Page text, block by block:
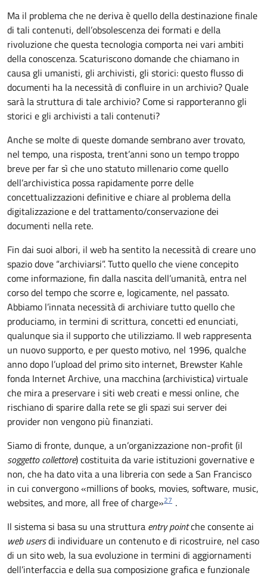
Ma il problema che ne deriva è quello della destinazione finale
di tali contenuti, dell’obsolescenza dei formati e della
rivoluzione che questa tecnologia comporta nei vari ambiti
della conoscenza. Scaturiscono domande che chiamano in
causa gli umanisti, gli archivisti, gli storici: questo flusso di
documenti ha la necessità di confluire in un archivio? Quale
sarà la struttura di tale archivio? Come si rapporteranno gli
storici e gli archivisti a tali contenuti?
Anche se molte di queste domande sembrano aver trovato,
nel tempo, una risposta, trent’anni sono un tempo troppo
breve per far sì che uno statuto millenario come quello
dell’archivistica possa rapidamente porre delle
concettualizzazioni definitive e chiare al problema della
digitalizzazione e del trattamento/conservazione dei
documenti nella rete.
Fin dai suoi albori, il web ha sentito la necessità di creare uno
spazio dove “archiviarsi”. Tutto quello che viene concepito
come informazione, fin dalla nascita dell’umanità, entra nel
corso del tempo che scorre e, logicamente, nel passato.
Abbiamo l’innata necessità di archiviare tutto quello che
produciamo, in termini di scrittura, concetti ed enunciati,
qualunque sia il supporto che utilizziamo. Il web rappresenta
un nuovo supporto, e per questo motivo, nel 1996, qualche
anno dopo l’upload del primo sito internet, Brewster Kahle
fonda Internet Archive, una macchina (archivistica) virtuale
che mira a preservare i siti web creati e messi online, che
rischiano di sparire dalla rete se gli spazi sui server dei
provider non vengono più finanziati.
Siamo di fronte, dunque, a un’organizzazione non-profit (il
soggetto collettore) costituita da varie istituzioni governative e
non, che ha dato vita a una libreria con sede a San Francisco
in cui convergono «millions of books, movies, software, music,
websites, and more, all free of charge»27 .
Il sistema si basa su una struttura entry pointche consente ai
web usersdi individuare un contenuto e di ricostruire, nel caso
di un sito web, la sua evoluzione in termini di aggiornamenti
dell’interfaccia e della sua composizione grafica e funzionale